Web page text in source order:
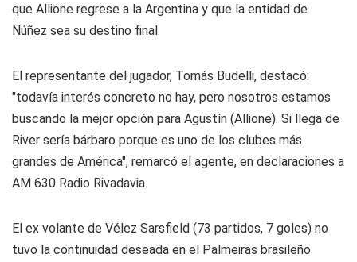
que Allione regrese a la Argentina y que la entidad de
Núñez sea su destino final.
El representante del jugador, Tomás Budelli, destacó:
"todavía interés concreto no hay, pero nosotros estamos
buscando la mejor opción para Agustín (Allione). Si llega de
River sería bárbaro porque es uno de los clubes más
grandes de América", remarcó el agente, en declaraciones a
AM 630 Radio Rivadavia.
El ex volante de Vélez Sarsfield (73 partidos, 7 goles) no
tuvo la continuidad deseada en el Palmeiras brasileño